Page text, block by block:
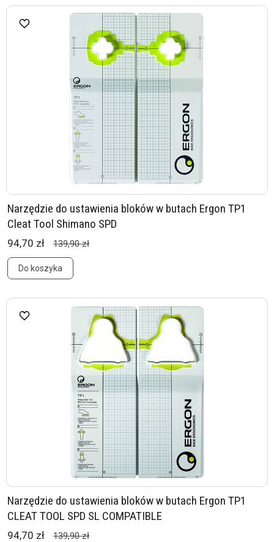
Narzędzie do ustawienia bloków w butach Ergon TP1
Cleat Tool Shimano SPD
94,70 zł 139,90 zł
Do koszyka
Narzędzie do ustawienia bloków w butach Ergon TP1
CLEAT TOOL SPD SL COMPATIBLE
94,70 zł 139,90 zł